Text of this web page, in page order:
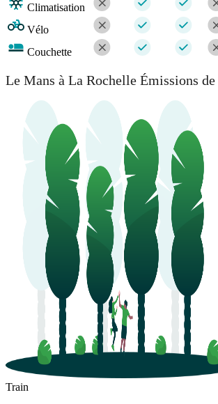
Climatisation
Vélo
Couchette
Le Mans à La Rochelle Émissions
Train